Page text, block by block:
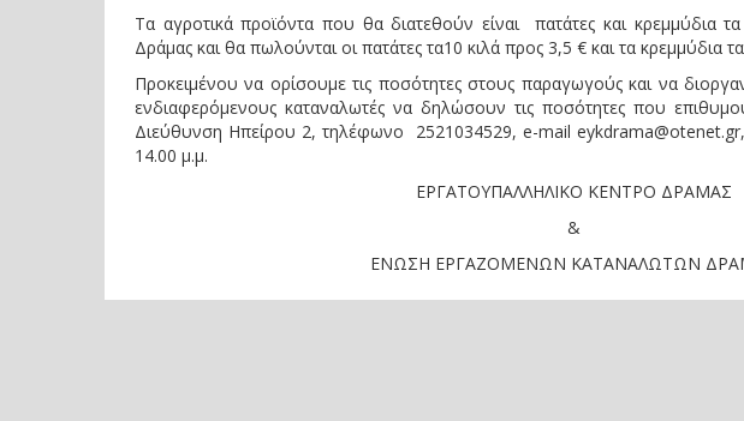
Τα αγροτικά προϊόντα που θα διατεθούν είναι πατάτες και κρεμμύδια
Δράμας και θα πωλούνται οι πατάτες τα10 κιλά προς 3,5 € και τα κρεμμύδια
Προκειμένου να ορίσουμε τις ποσότητες στους παραγωγούς και να
ενδιαφερόμενους καταναλωτές να δηλώσουν τις ποσότητες που
Διεύθυνση Ηπείρου 2, τηλέφωνο 2521034529, e-mail eykdrama@otenet.gr,
14.00 μ.μ.
ΕΡΓΑΤΟΥΠΑΛΛΗΛΙΚΟ ΚΕΝΤΡΟ ΔΡΑΜΑΣ
&
ΕΝΩΣΗ ΕΡΓΑΖΟΜΕΝΩΝ ΚΑΤΑΝΑΛΩΤΩΝ